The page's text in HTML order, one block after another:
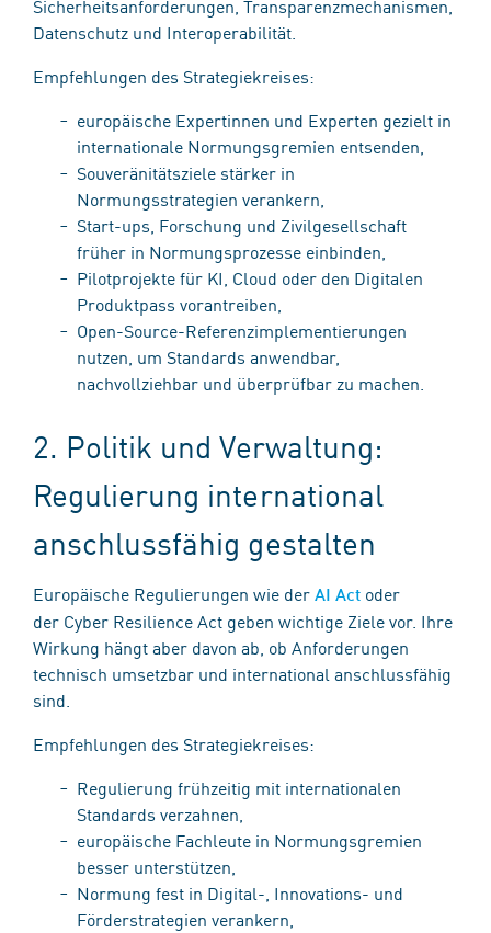
Sicherheitsanforderungen, Transparenzmechanismen,
Datenschutz und Interoperabilität.
Empfehlungen des Strategiekreises:
europäische Expertinnen und Experten gezielt in
internationale Normungsgremien entsenden,
Souveränitätsziele stärker in
Normungsstrategien verankern,
Start-ups, Forschung und Zivilgesellschaft
früher in Normungsprozesse einbinden,
Pilotprojekte für KI, Cloud oder den Digitalen
Produktpass vorantreiben,
Open-Source-Referenzimplementierungen
nutzen, um Standards anwendbar,
nachvollziehbar und überprüfbar zu machen.
2. Politik und Verwaltung:
Regulierung international
anschlussfähig gestalten
Europäische Regulierungen wie der AI Act oder
der Cyber Resilience Act geben wichtige Ziele vor. Ihre
Wirkung hängt aber davon ab, ob Anforderungen
technisch umsetzbar und international anschlussfähig
sind.
Empfehlungen des Strategiekreises:
Regulierung frühzeitig mit internationalen
Standards verzahnen,
europäische Fachleute in Normungsgremien
besser unterstützen,
Normung fest in Digital-, Innovations- und
Förderstrategien verankern,